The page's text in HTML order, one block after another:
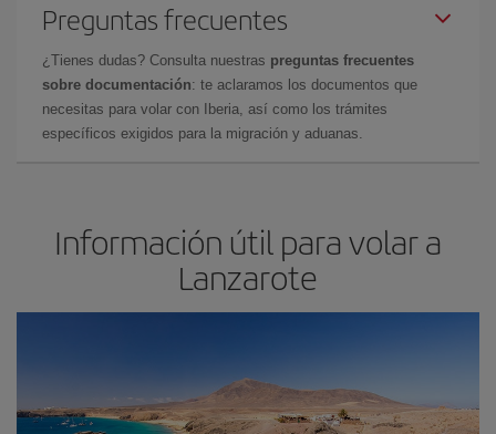
Preguntas frecuentes
¿Tienes dudas? Consulta nuestras preguntas frecuentes
sobre documentación: te aclaramos los documentos que
necesitas para volar con Iberia, así como los trámites
específicos exigidos para la migración y aduanas.
Información útil para volar a
Lanzarote